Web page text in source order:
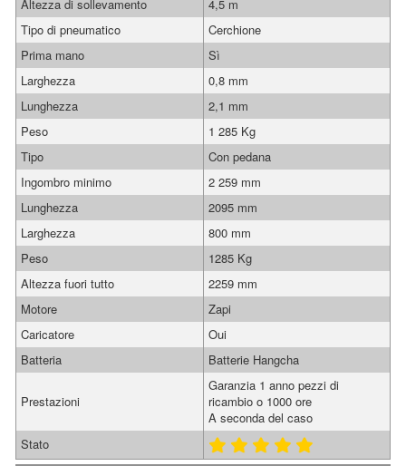
Altezza di sollevamento
4,5 m
Tipo di pneumatico
Cerchione
Prima mano
Sì
Larghezza
0,8 mm
Lunghezza
2,1 mm
Peso
1 285 Kg
Tipo
Con pedana
Ingombro minimo
2 259 mm
Lunghezza
2095 mm
Larghezza
800 mm
Peso
1285 Kg
Altezza fuori tutto
2259 mm
Motore
Zapi
Caricatore
Oui
Batteria
Batterie Hangcha
Prestazioni
Garanzia 1 anno pezzi di
ricambio o 1000 ore
A seconda del caso
Stato